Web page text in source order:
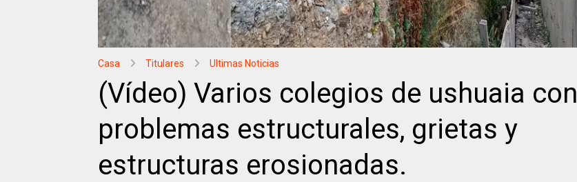
Casa Titulares Ultimas Noticias
(Vídeo) Varios colegios de ushuaia con
problemas estructurales, grietas y
estructuras erosionadas.